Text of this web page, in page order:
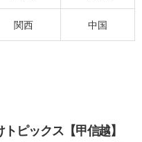
関西 中国
ピックス【甲信越】